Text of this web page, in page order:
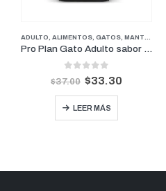
variantes. Las opciones se pueden elegir en la página de producto
ADULTO ALIMENTOS GATOS MANTENIMIENTO
Pro Plan Gato Adulto sabor Pollo 3kgs
out of 5
$37.00 $33.30
LEER MÁS